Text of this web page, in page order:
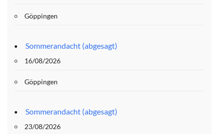
Göppingen
Sommerandacht (abgesagt)
16/08/2026
Göppingen
Sommerandacht (abgesagt)
23/08/2026